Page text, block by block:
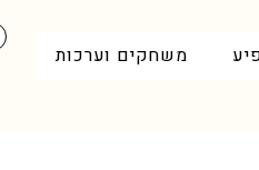
משחקים וערכות